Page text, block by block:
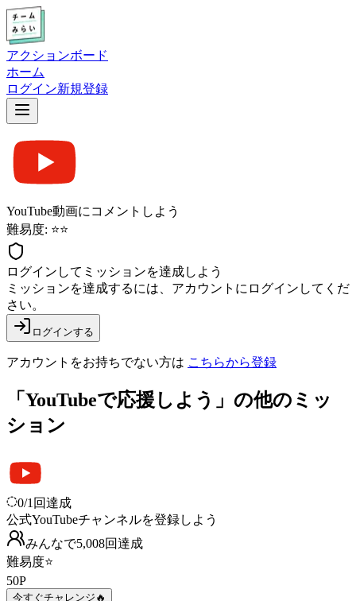
アクションボード
ホーム
ログイン新規登録
YouTube動画にコメントしよう
難易度: ⭐⭐
ログインしてミッションを達成しよう
ミッションを達成するには、アカウントにログインしてくだ
さい。
ログインする
アカウントをお持ちでない方は こちらから登録
「YouTubeで応援しよう」の他のミッ
ション
0/1 回達成
公式YouTubeチャンネルを登録しよう
みんなで5,008回達成
難易度⭐
50P
今すぐチャレンジ🔥